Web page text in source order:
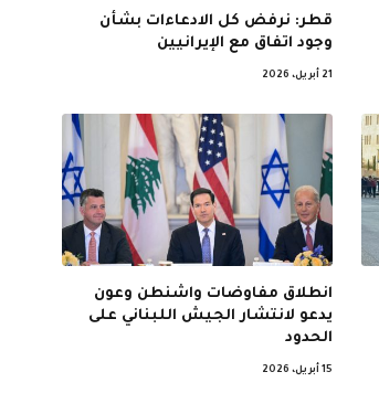
قطر: نرفض كل الادعاءات بشأن
وجود اتفاق مع الإيرانيين
21 أبريل، 2026
انطلاق مفاوضات واشنطن وعون
يدعو لانتشار الجيش اللبناني على
الحدود
15 أبريل، 2026